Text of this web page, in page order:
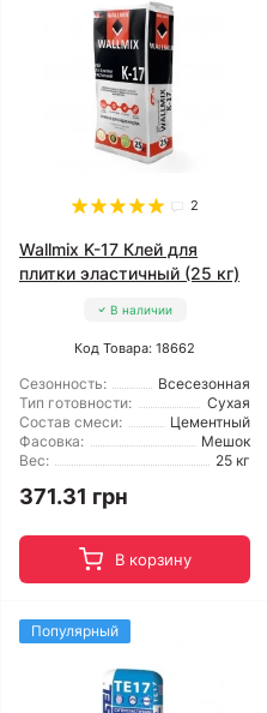
2
Wallmix K-17 Клей для
плитки эластичный (25 кг)
В наличии
Код Товара: 18662
Сезонность:
Всесезонная
Тип готовности:
Сухая
Состав смеси:
Цементный
Фасовка:
Мешок
Вес:
25 кг
371.31 грн
В корзину
Популярный